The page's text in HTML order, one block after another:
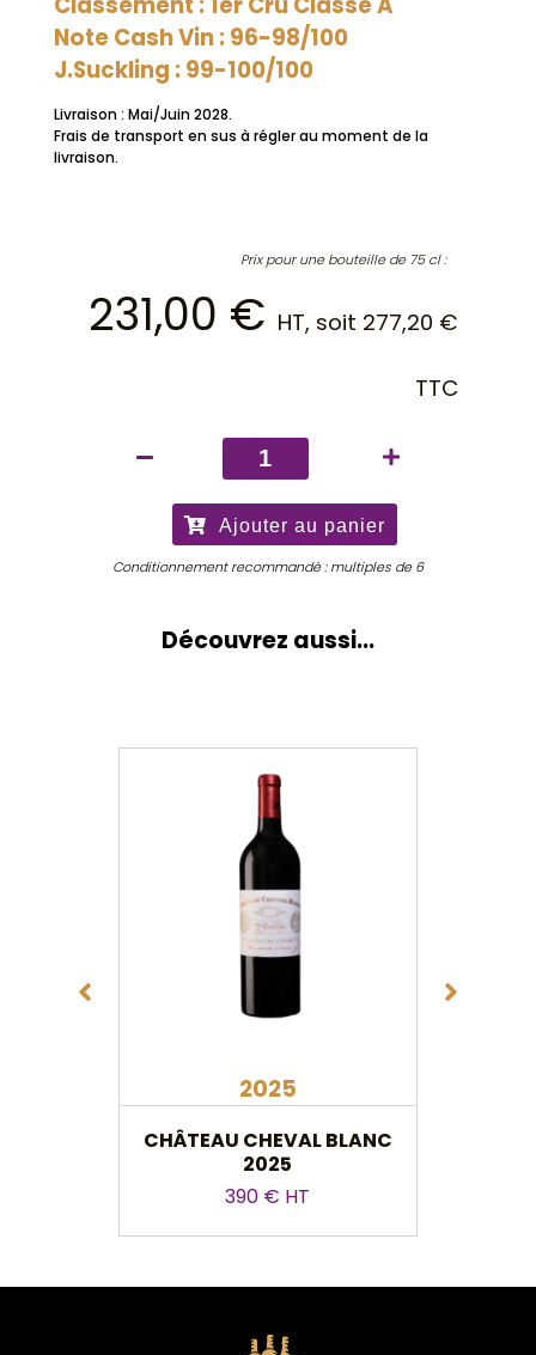
Note Cash Vin : 96-98/100
J.Suckling : 99-100/100
Livraison : Mai/Juin 2028.
Frais de transport en sus à régler au moment de la
livraison.
Prix pour une bouteille de 75 cl :
231,00 € HT, soit 277,20 €
TTC
quantité
de
Château
Angélus
2025
Ajouter au panier
Conditionnement recommandé : multiples de 6
Découvrez aussi...
2025
CHÂTEAU CHEVAL BLANC
2025
390 € HT